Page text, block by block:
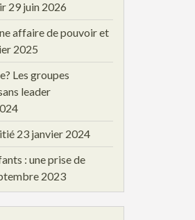
29 juin 2026
affaire de pouvoir et
2025
Les groupes
leader
23 janvier 2024
: une prise de
2023